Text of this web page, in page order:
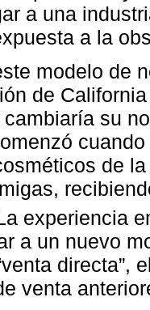
a una
a la
modelo de
de
su
de
experiencia
a un nuevo
directa”,
venta